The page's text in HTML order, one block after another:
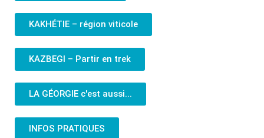
KAKHÉTIE – région viticole
KAZBEGI – Partir en trek
LA GÉORGIE c'est aussi...
INFOS PRATIQUES